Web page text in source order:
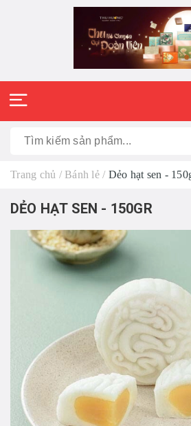
Trang chủ / Bánh lẻ / Dẻo hạt sen -
DẺO HẠT SEN - 150GR